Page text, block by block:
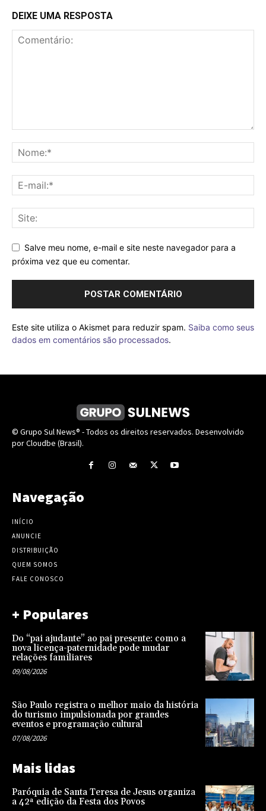
DEIXE UMA RESPOSTA
Salve meu nome, e-mail e site neste navegador para a
próxima vez que eu comentar.
Este site utiliza o Akismet para reduzir spam. Saiba como seus
dados em comentários são processados.
© Grupo Sul News® - Todos os direitos reservados. Desenvolvido
por Cloudbe (Brasil).
Navegação
INÍCIO
ANUNCIE
DISTRIBUIÇÃO
QUEM SOMOS
FALE CONOSCO
+ Populares
Do “pai ajudante” ao pai presente: como a
nova licença-paternidade pode mudar
relações familiares
09/08/2026
São Paulo registra o melhor maio da história
do turismo impulsionada por grandes
eventos e programação cultural
07/08/2026
Mais lidas
Paróquia de Santa Teresa de Jesus organiza
a 42ª edição da Festa dos Povos